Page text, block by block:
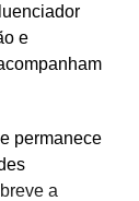
e
permanece
a